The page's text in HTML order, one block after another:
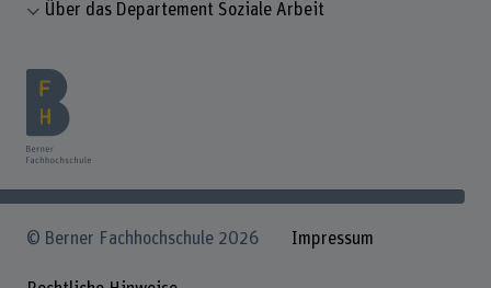
Über das Departement Soziale Arbeit
© Berner Fachhochschule 2026 Impressum